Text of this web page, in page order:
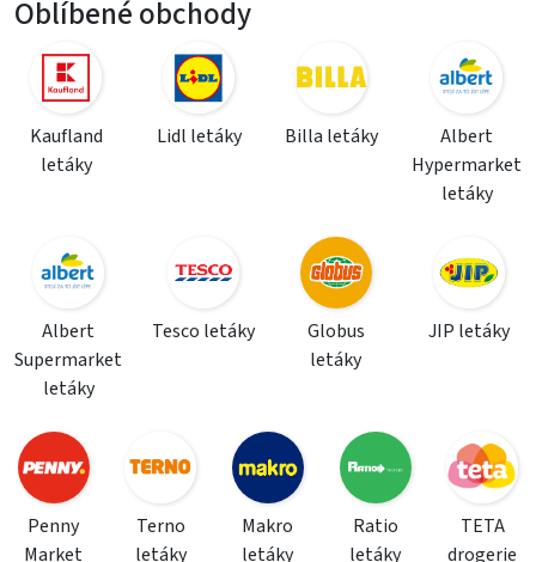
Oblíbené obchody
Kaufland
letáky
Lidl letáky Billa letáky
Albert
Hypermarket
letáky
Albert
Supermarket
letáky
Tesco letáky
Globus
letáky
JIP letáky
Penny
Market
Terno
letáky
Makro
letáky
Ratio
letáky
TETA
drogerie